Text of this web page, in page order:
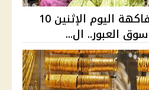
أسعار الخضروات والفاكهة اليوم الإثنين 10